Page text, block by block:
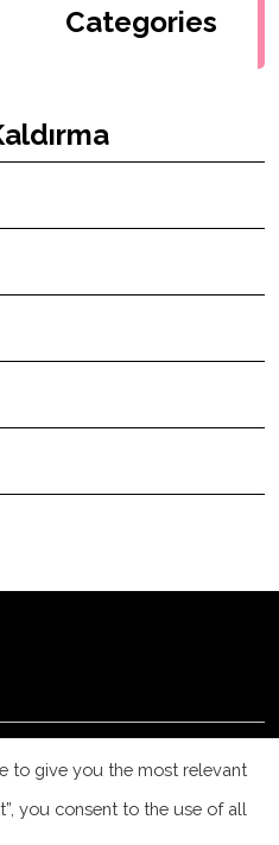
Categories
All rights reserved.
Affairs
to give you the most relevant
you consent to the use of all